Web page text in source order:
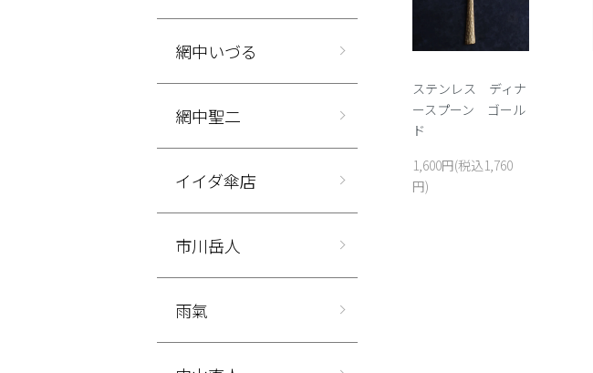
ステンレス ディナ
ースプーン ゴール
ド
1,600円(税込1,760
円)
網中いづる
網中聖二
イイダ傘店
市川岳人
雨氣